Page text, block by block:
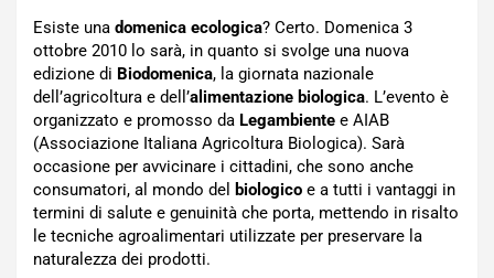
Esiste una domenica ecologica? Certo. Domenica 3
ottobre 2010 lo sarà, in quanto si svolge una nuova
edizione di Biodomenica, la giornata nazionale
dell’agricoltura e dell’alimentazione biologica. L’evento è
organizzato e promosso da Legambiente e AIAB
(Associazione Italiana Agricoltura Biologica). Sarà
occasione per avvicinare i cittadini, che sono anche
consumatori, al mondo del biologico e a tutti i vantaggi in
termini di salute e genuinità che porta, mettendo in risalto
le tecniche agroalimentari utilizzate per preservare la
naturalezza dei prodotti.